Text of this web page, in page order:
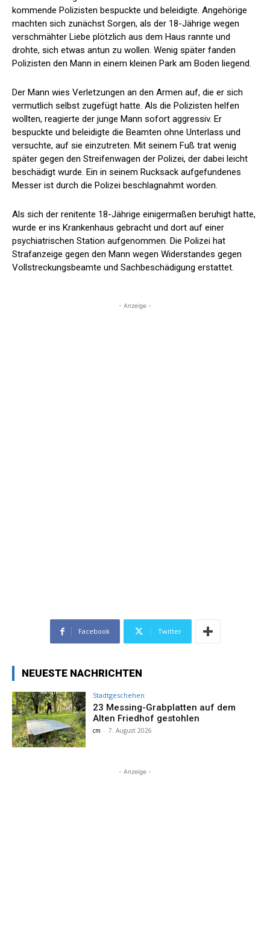
kommende Polizisten bespuckte und beleidigte. Angehörige
machten sich zunächst Sorgen, als der 18-Jährige wegen
verschmähter Liebe plötzlich aus dem Haus rannte und
drohte, sich etwas antun zu wollen. Wenig später fanden
Polizisten den Mann in einem kleinen Park am Boden liegend.
Der Mann wies Verletzungen an den Armen auf, die er sich
vermutlich selbst zugefügt hatte. Als die Polizisten helfen
wollten, reagierte der junge Mann sofort aggressiv. Er
bespuckte und beleidigte die Beamten ohne Unterlass und
versuchte, auf sie einzutreten. Mit seinem Fuß trat wenig
später gegen den Streifenwagen der Polizei, der dabei leicht
beschädigt wurde. Ein in seinem Rucksack aufgefundenes
Messer ist durch die Polizei beschlagnahmt worden.
Als sich der renitente 18-Jährige einigermaßen beruhigt hatte,
wurde er ins Krankenhaus gebracht und dort auf einer
psychiatrischen Station aufgenommen. Die Polizei hat
Strafanzeige gegen den Mann wegen Widerstandes gegen
Vollstreckungsbeamte und Sachbeschädigung erstattet.
- Anzeige -
Facebook Twitter
NEUESTE NACHRICHTEN
Stadtgeschehen
23 Messing-Grabplatten auf dem
Alten Friedhof gestohlen
cm - 7. August 2026
- Anzeige -